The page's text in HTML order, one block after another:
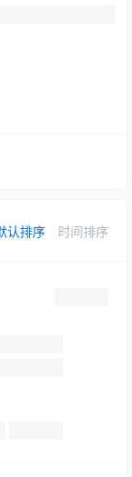
认排序 时间排序